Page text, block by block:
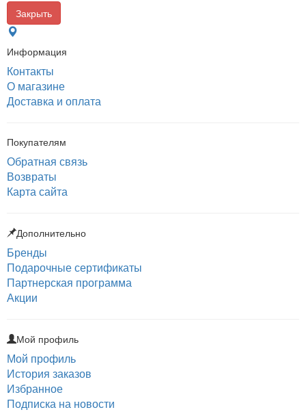
Закрыть
Информация
Контакты
О магазине
Доставка и оплата
Покупателям
Обратная связь
Возвраты
Карта сайта
Дополнительно
Бренды
Подарочные сертификаты
Партнерская программа
Акции
Мой профиль
Мой профиль
История заказов
Избранное
Подписка на новости